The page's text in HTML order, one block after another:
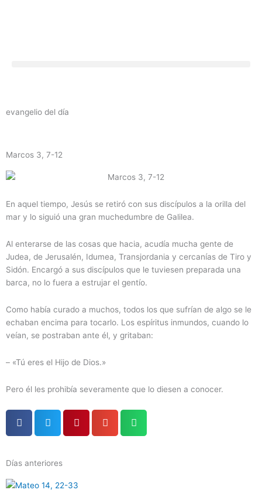
evangelio del día
Marcos 3, 7-12
En aquel tiempo, Jesús se retiró con sus discípulos a la orilla del
mar y lo siguió una gran muchedumbre de Galilea.
Al enterarse de las cosas que hacia, acudía mucha gente de
Judea, de Jerusalén, Idumea, Transjordania y cercanías de Tiro y
Sidón. Encargó a sus discípulos que le tuviesen preparada una
barca, no lo fuera a estrujar el gentío.
Como había curado a muchos, todos los que sufrían de algo se le
echaban encima para tocarlo. Los espíritus inmundos, cuando lo
veían, se postraban ante él, y gritaban:
– «Tú eres el Hijo de Dios.»
Pero él les prohibía severamente que lo diesen a conocer.
Días anteriores
Página
Página
Página
Página
Página